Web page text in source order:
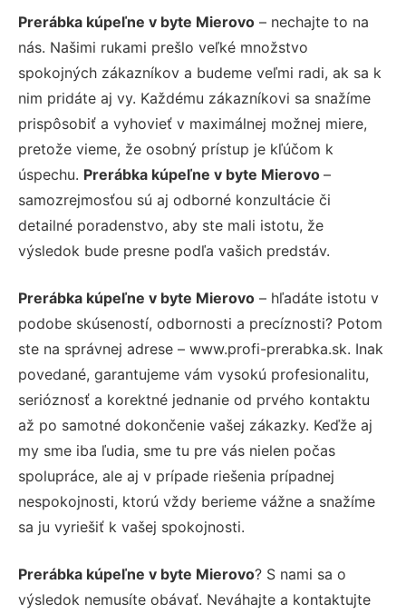
Prerábka kúpeľne v byte Mierovo – nechajte to na
nás. Našimi rukami prešlo veľké množstvo
spokojných zákazníkov a budeme veľmi radi, ak sa k
nim pridáte aj vy. Každému zákazníkovi sa snažíme
prispôsobiť a vyhovieť v maximálnej možnej miere,
pretože vieme, že osobný prístup je kľúčom k
úspechu. Prerábka kúpeľne v byte Mierovo –
samozrejmosťou sú aj odborné konzultácie či
detailné poradenstvo, aby ste mali istotu, že
výsledok bude presne podľa vašich predstáv.
Prerábka kúpeľne v byte Mierovo – hľadáte istotu v
podobe skúseností, odbornosti a precíznosti? Potom
ste na správnej adrese – www.profi-prerabka.sk. Inak
povedané, garantujeme vám vysokú profesionalitu,
serióznosť a korektné jednanie od prvého kontaktu
až po samotné dokončenie vašej zákazky. Keďže aj
my sme iba ľudia, sme tu pre vás nielen počas
spolupráce, ale aj v prípade riešenia prípadnej
nespokojnosti, ktorú vždy berieme vážne a snažíme
sa ju vyriešiť k vašej spokojnosti.
Prerábka kúpeľne v byte Mierovo? S nami sa o
výsledok nemusíte obávať. Neváhajte a kontaktujte